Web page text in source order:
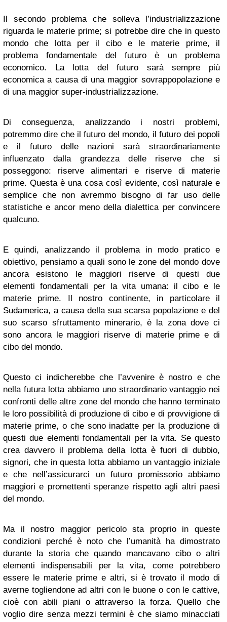
Il secondo problema che solleva l’industrializzazione
riguarda le materie prime; si potrebbe dire che in questo
mondo che lotta per il cibo e le materie prime, il
problema fondamentale del futuro è un problema
economico. La lotta del futuro sarà sempre più
economica a causa di una maggior sovrappopolazione e
di una maggior super-industrializzazione.
Di conseguenza, analizzando i nostri problemi,
potremmo dire che il futuro del mondo, il futuro dei popoli
e il futuro delle nazioni sarà straordinariamente
influenzato dalla grandezza delle riserve che si
posseggono: riserve alimentari e riserve di materie
prime. Questa è una cosa così evidente, così naturale e
semplice che non avremmo bisogno di far uso delle
statistiche e ancor meno della dialettica per convincere
qualcuno.
E quindi, analizzando il problema in modo pratico e
obiettivo, pensiamo a quali sono le zone del mondo dove
ancora esistono le maggiori riserve di questi due
elementi fondamentali per la vita umana: il cibo e le
materie prime. Il nostro continente, in particolare il
Sudamerica, a causa della sua scarsa popolazione e del
suo scarso sfruttamento minerario, è la zona dove ci
sono ancora le maggiori riserve di materie prime e di
cibo del mondo.
Questo ci indicherebbe che l’avvenire è nostro e che
nella futura lotta abbiamo uno straordinario vantaggio nei
confronti delle altre zone del mondo che hanno terminato
le loro possibilità di produzione di cibo e di provvigione di
materie prime, o che sono inadatte per la produzione di
questi due elementi fondamentali per la vita. Se questo
crea davvero il problema della lotta è fuori di dubbio,
signori, che in questa lotta abbiamo un vantaggio iniziale
e che nell’assicurarci un futuro promissorio abbiamo
maggiori e promettenti speranze rispetto agli altri paesi
del mondo.
Ma il nostro maggior pericolo sta proprio in queste
condizioni perché è noto che l’umanità ha dimostrato
durante la storia che quando mancavano cibo o altri
elementi indispensabili per la vita, come potrebbero
essere le materie prime e altri, si è trovato il modo di
averne togliendone ad altri con le buone o con le cattive,
cioè con abili piani o attraverso la forza. Quello che
voglio dire senza mezzi termini è che siamo minacciati